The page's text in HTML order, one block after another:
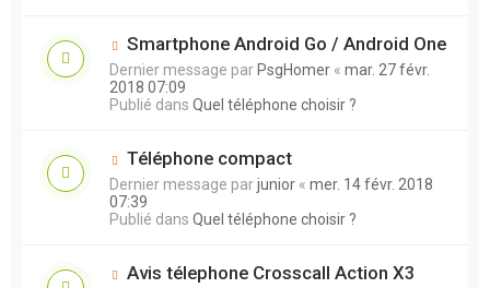
Smartphone Android Go / Android One
Dernier message parPsgHomer « mar. 27 févr.
2018 07:09
Publié dans Quel téléphone choisir ?
Téléphone compact
Dernier message parjunior « mer. 14 févr. 2018
07:39
Publié dans Quel téléphone choisir ?
Avis télephone Crosscall Action X3